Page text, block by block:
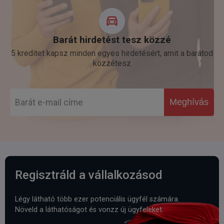
Barát hirdetést tesz közzé
5 kreditet kapsz minden egyes hirdetésért, amit a barátod
közzétesz
Meghívás
Regisztráld a vállalkozásod
Légy látható több ezer potenciális ügyfél számára.
Növeld a láthatóságot és vonzz új ügyfeleket.